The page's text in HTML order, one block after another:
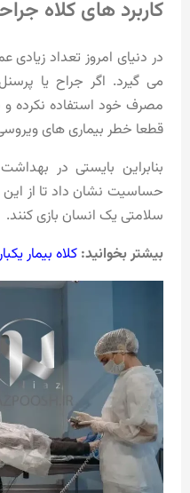
کاربرد های کلاه
در دنیای امروز تعداد
می گیرد. اگر جراح یا
مصرف خود استفاده نکرده
قطعا خطر بیماری های
بنابراین بایستی در
حساسیت نشان داد تا از این
سلامتی یک انسان بازی کنند.
بیشتر بخوانید: کلاه بیمار